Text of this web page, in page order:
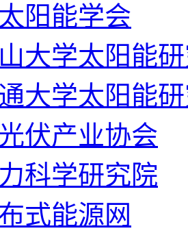
阳能学会
大学太阳能
通大学太阳能
伏产业协会
科学研究院
式能源网